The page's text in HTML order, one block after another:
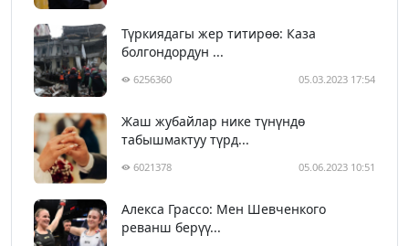
Түркиядагы жер титирөө: Каза
болгондордун ...
6256360 05.03.2023 17:54
Жаш жубайлар нике түнүндө
табышмактуу түрд...
6021378 05.06.2023 10:51
Алекса Грассо: Мен Шевченкого
реванш берүү...